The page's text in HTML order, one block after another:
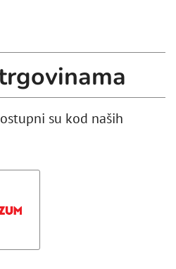
su kod naših